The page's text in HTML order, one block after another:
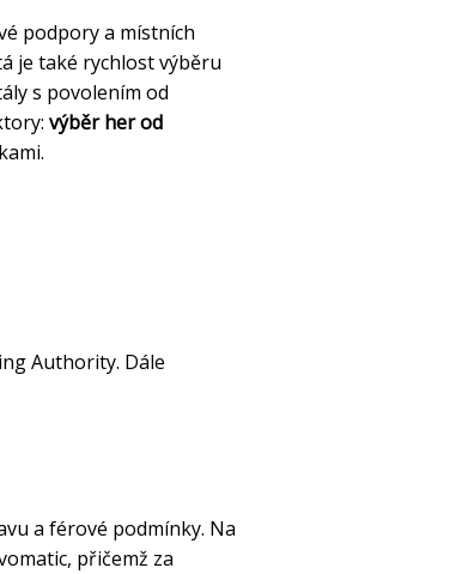
podpory a místních
je také rychlost výběru
s povolením od
výběr her od
Authority. Dále
a férové podmínky. Na
přičemž za